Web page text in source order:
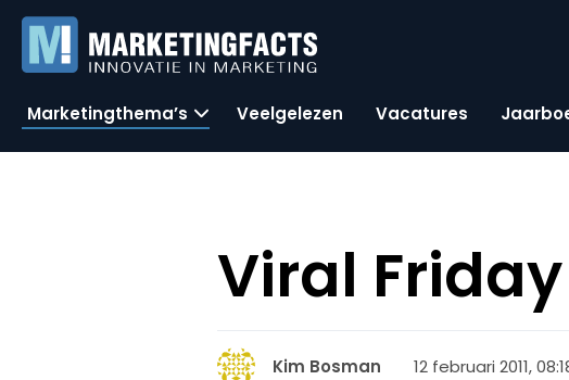
Marketingthema’s Veelgelezen Vacatures
Viral Friday
Kim Bosman 12 februari 2011,